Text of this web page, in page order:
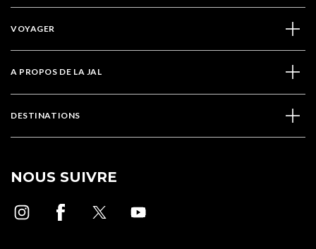
VOYAGER
A PROPOS DE LA JAL
DESTINATIONS
NOUS SUIVRE